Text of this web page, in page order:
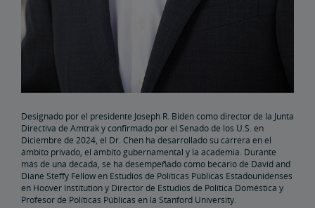
Testimonios ante el Congreso
Archivo de Documentos
Demoras por Trenes de Carga
Proyecto de infraestructura de acceso a Penn Station
Great American Stations
Designado por el presidente Joseph R. Biden como director de la Junta
Directiva de Amtrak y confirmado por el Senado de los U.S. en
Diciembre de 2024, el Dr. Chen ha desarrollado su carrera en el
ámbito privado, el ámbito gubernamental y la academia. Durante
más de una década, se ha desempeñado como becario de David and
Diane Steffy Fellow en Estudios de Políticas Públicas Estadounidenses
en Hoover Institution y Director de Estudios de Política Doméstica y
Profesor de Políticas Públicas en la Stanford University.